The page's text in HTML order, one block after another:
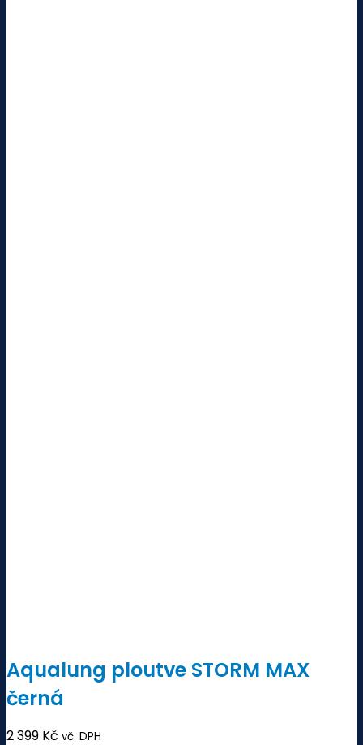
Aqualung ploutve STORM MAX
černá
2 399 Kč vč. DPH